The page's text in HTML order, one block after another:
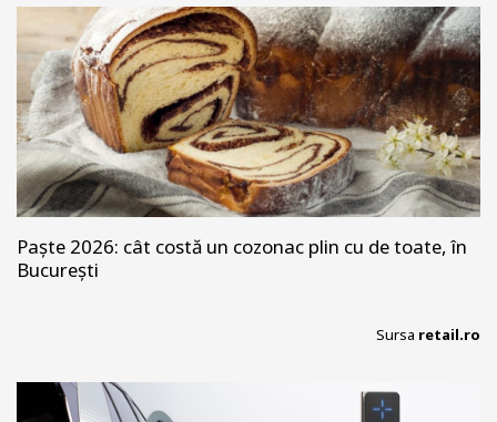
Paște 2026: cât costă un cozonac plin cu de toate, în
București
Sursa retail.ro